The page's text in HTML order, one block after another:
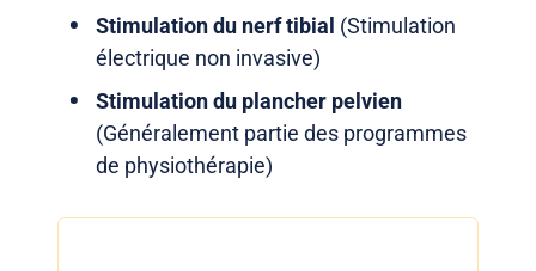
Stimulation du nerf tibial (Stimulation
électrique non invasive)
Stimulation du plancher pelvien
(Généralement partie des programmes
de physiothérapie)